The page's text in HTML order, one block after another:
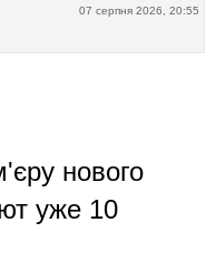
07 серпня 2026, 20:55
нового
уже 10